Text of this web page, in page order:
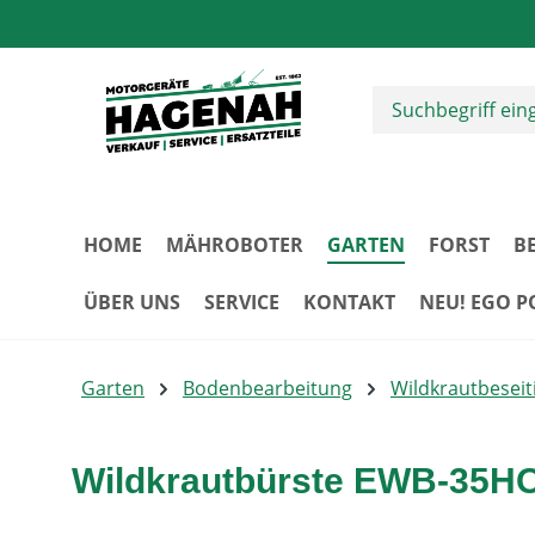
HOME MÄHROBOTER GARTEN FORST
ÜBER UNS SERVICE KONTAKT NEU! EGO
Garten Bodenbearbeitung
Wildkrautbürste EWB-